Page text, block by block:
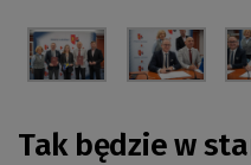
Tak będzie w